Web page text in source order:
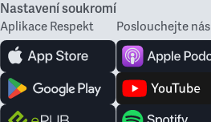
Nastavení soukromí
Aplikace Respekt Poslouchejte nás